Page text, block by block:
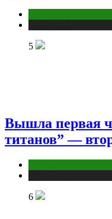
5
Вышла первая
титанов” —
6